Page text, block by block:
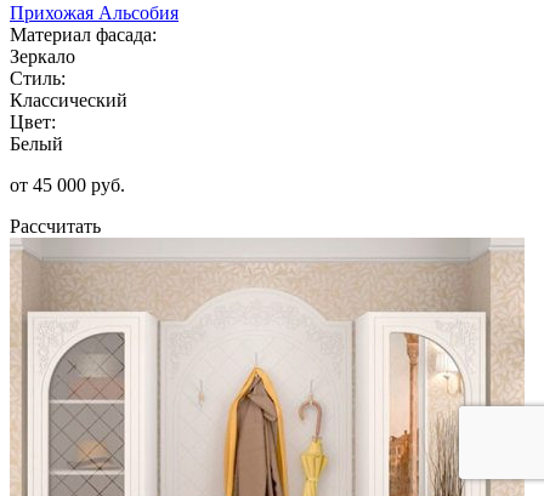
Прихожая Альсобия
Материал фасада:
Зеркало
Стиль:
Классический
Цвет:
Белый
от 45 000 руб.
Рассчитать